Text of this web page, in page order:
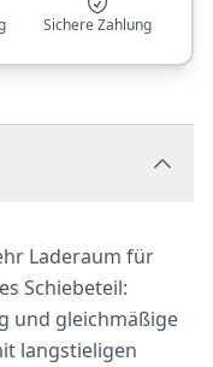
Sichere Zahlung
Laderaum für
Schiebeteil:
und gleichmäßige
langstieligen